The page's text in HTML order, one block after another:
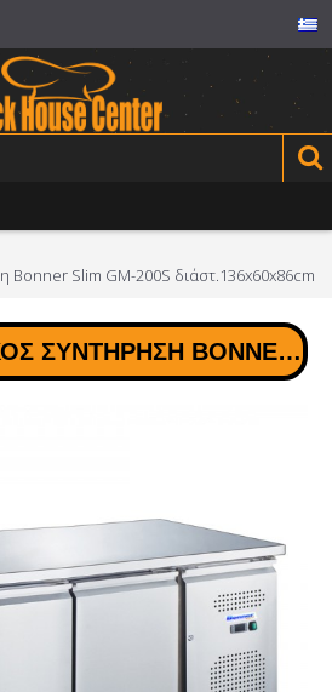
Bonner Slim GM-200S διάστ.136x60x86cm
ΨΥΓΕΊΟ ΠΆΓΚΟΣ ΣΥΝΤΉΡΗΣΗ BONNER SLIM GM-200S ΔΙΆΣΤ.136X60X86CM